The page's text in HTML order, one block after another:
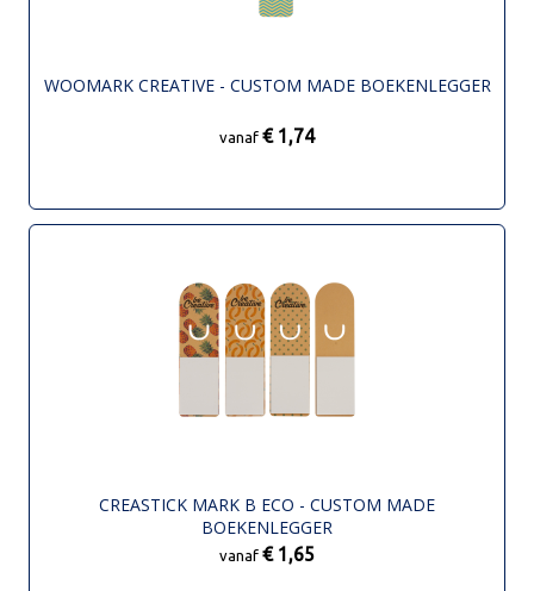
WOOMARK CREATIVE - CUSTOM MADE BOEKENLEGGER
vanaf € 1,74
CREASTICK MARK B ECO - CUSTOM MADE
BOEKENLEGGER
vanaf € 1,65